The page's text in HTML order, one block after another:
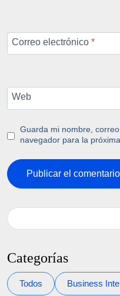
Correo electrónico *
Web
Guarda mi nombre,
navegador para la
Categorías
Todos Business